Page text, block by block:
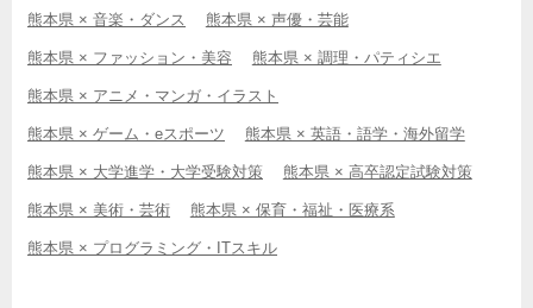
熊本県 × 音楽・ダンス 熊本県 × 声優・芸能
熊本県 × ファッション・美容 熊本県 × 調理・パティシエ
熊本県 × アニメ・マンガ・イラスト
熊本県 × ゲーム・eスポーツ 熊本県 × 英語・語学・海外留学
熊本県 × 大学進学・大学受験対策 熊本県 × 高卒認定試験対策
熊本県 × 美術・芸術 熊本県 × 保育・福祉・医療系
熊本県 × プログラミング・ITスキル